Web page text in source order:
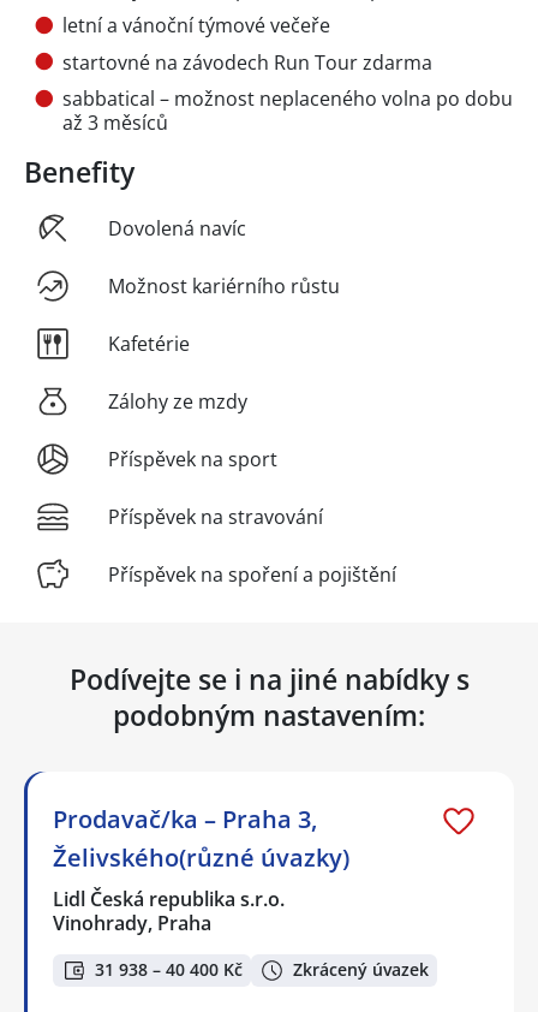
letní a vánoční týmové večeře
startovné na závodech Run Tour zdarma
sabbatical – možnost neplaceného volna po dobu
až 3 měsíců
Benefity
Dovolená navíc
Možnost kariérního růstu
Kafetérie
Zálohy ze mzdy
Příspěvek na sport
Příspěvek na stravování
Příspěvek na spoření a pojištění
Podívejte se i na jiné nabídky s
podobným nastavením:
Prodavač/ka – Praha 3,
Želivského(různé úvazky)
Lidl Česká republika s.r.o.
Vinohrady, Praha
31 938 – 40 400 Kč Zkrácený úvazek